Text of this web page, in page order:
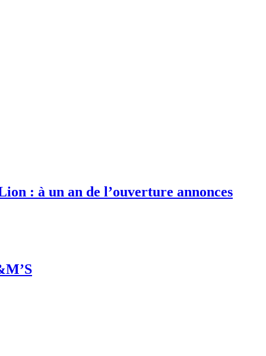
: à un an de l’ouverture annonces